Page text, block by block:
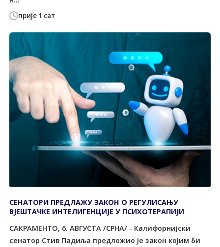
прије 1 сат
СЕНАТОРИ ПРЕДЛАЖУ ЗАКОН О РЕГУЛИСАЊУ
ВЈЕШТАЧКЕ ИНТЕЛИГЕНЦИЈЕ У ПСИХОТЕРАПИЈИ
САКРАМЕНТО, 6. АВГУСТА /СРНА/ - Калифорнијски
сенатор Стив Падиља предложио је закон којим би